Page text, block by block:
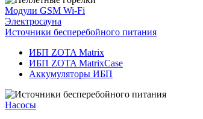
Модули GSM Wi-Fi
Электросауна
Источники бесперебойного питания
ИБП ZOTA Matrix
ИБП ZOTA MatrixCase
Аккумуляторы ИБП
Насосы